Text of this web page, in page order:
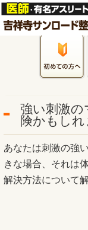
強い刺激
険かもし
あなたは刺激の強
きな場合、それは
解決方法について